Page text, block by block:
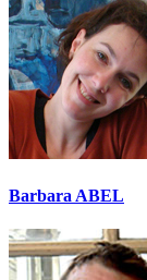
Barbara ABEL